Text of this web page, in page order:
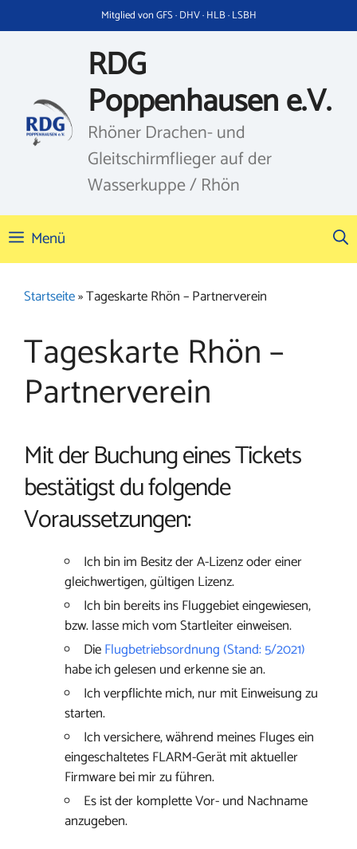
Inhalt
Mitglied von GFS · DHV · HLB · LSBH
RDG
Poppenhausen e.V.
Rhöner Drachen- und
Gleitschirmflieger auf der
Wasserkuppe / Rhön
Menü
Startseite»Tageskarte Rhön – Partnerverein
Tageskarte Rhön –
Partnerverein
Mit der Buchung eines Tickets
bestätigst du folgende
Voraussetzungen:
Ich bin im Besitz der A-Lizenz oder einer
gleichwertigen, gültigen Lizenz.
Ich bin bereits ins Fluggebiet eingewiesen,
bzw. lasse mich vom Startleiter einweisen.
DieFlugbetriebsordnung (Stand: 5/2021)
habe ich gelesen und erkenne sie an.
Ich verpflichte mich, nur mit Einweisung zu
starten.
Ich versichere, während meines Fluges ein
eingeschaltetes FLARM-Gerät mit aktueller
Firmware bei mir zu führen.
Es ist der komplette Vor- und Nachname
anzugeben.